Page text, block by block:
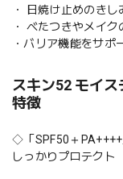
・ 日焼け止めのき
・ べたつきやメイ
・バリア機能をサポ
スキン52 モイ
特徴
◇「SPF50＋
しっかりプロテクト